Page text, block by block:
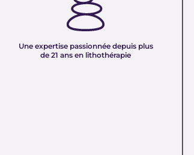
Une expertise passionnée depuis plus
de 21 ans en lithothérapie
Forte d’une expérience de plus de deux
décennies, notre équipe vous partage son savoir
mettons nos connaissances en lithothérapie à
votre service pour vous accompagner dans votre